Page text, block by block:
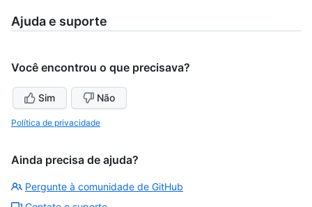
Ajuda e suporte
Você encontrou o que precisava?
Sim Não
Política de privacidade
Ainda precisa de ajuda?
Pergunte à comunidade de GitHub